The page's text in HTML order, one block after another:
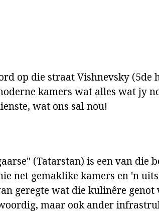
op die straat Vishnevsky (5de
kamers wat alles wat jy
wat ons sal nou!
(Tatarstan) is een van die
net gemaklike kamers en 'n
geregte wat die kulinêre genot
maar ook ander